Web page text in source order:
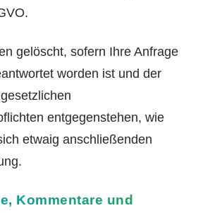
gelöscht, sofern Ihre Anfrage
worden ist und der
entgegenstehen, wie
etwaig anschließenden
Kommentare und